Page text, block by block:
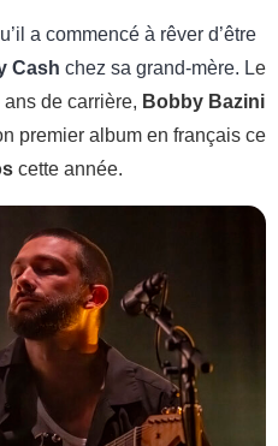
a commencé à rêver d’être
Cash chez sa grand-mère. Le
de carrière, Bobby Bazini
premier album en français ce
cette année.